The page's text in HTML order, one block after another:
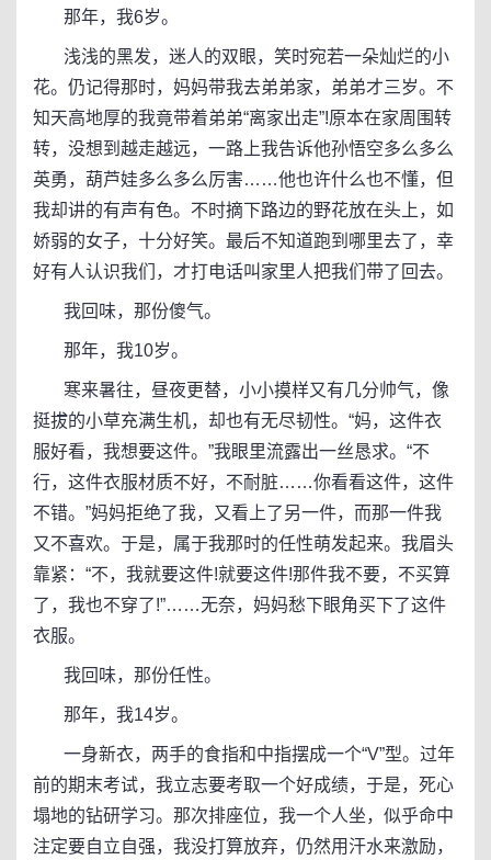
那年，我6岁。
浅浅的黑发，迷人的双眼，笑时宛若一朵灿烂的小
花。仍记得那时，妈妈带我去弟弟家，弟弟才三岁。不
知天高地厚的我竟带着弟弟“离家出走”!原本在家周围转
转，没想到越走越远，一路上我告诉他孙悟空多么多么
英勇，葫芦娃多么多么厉害……他也许什么也不懂，但
我却讲的有声有色。不时摘下路边的野花放在头上，如
娇弱的女子，十分好笑。最后不知道跑到哪里去了，幸
好有人认识我们，才打电话叫家里人把我们带了回去。
我回味，那份傻气。
那年，我10岁。
寒来暑往，昼夜更替，小小摸样又有几分帅气，像
挺拔的小草充满生机，却也有无尽韧性。“妈，这件衣
服好看，我想要这件。”我眼里流露出一丝恳求。“不
行，这件衣服材质不好，不耐脏……你看看这件，这件
不错。”妈妈拒绝了我，又看上了另一件，而那一件我
又不喜欢。于是，属于我那时的任性萌发起来。我眉头
靠紧：“不，我就要这件!就要这件!那件我不要，不买算
了，我也不穿了!”……无奈，妈妈愁下眼角买下了这件
衣服。
我回味，那份任性。
那年，我14岁。
一身新衣，两手的食指和中指摆成一个“V”型。过年
前的期末考试，我立志要考取一个好成绩，于是，死心
塌地的钻研学习。那次排座位，我一个人坐，似乎命中
注定要自立自强，我没打算放弃，仍然用汗水来激励，